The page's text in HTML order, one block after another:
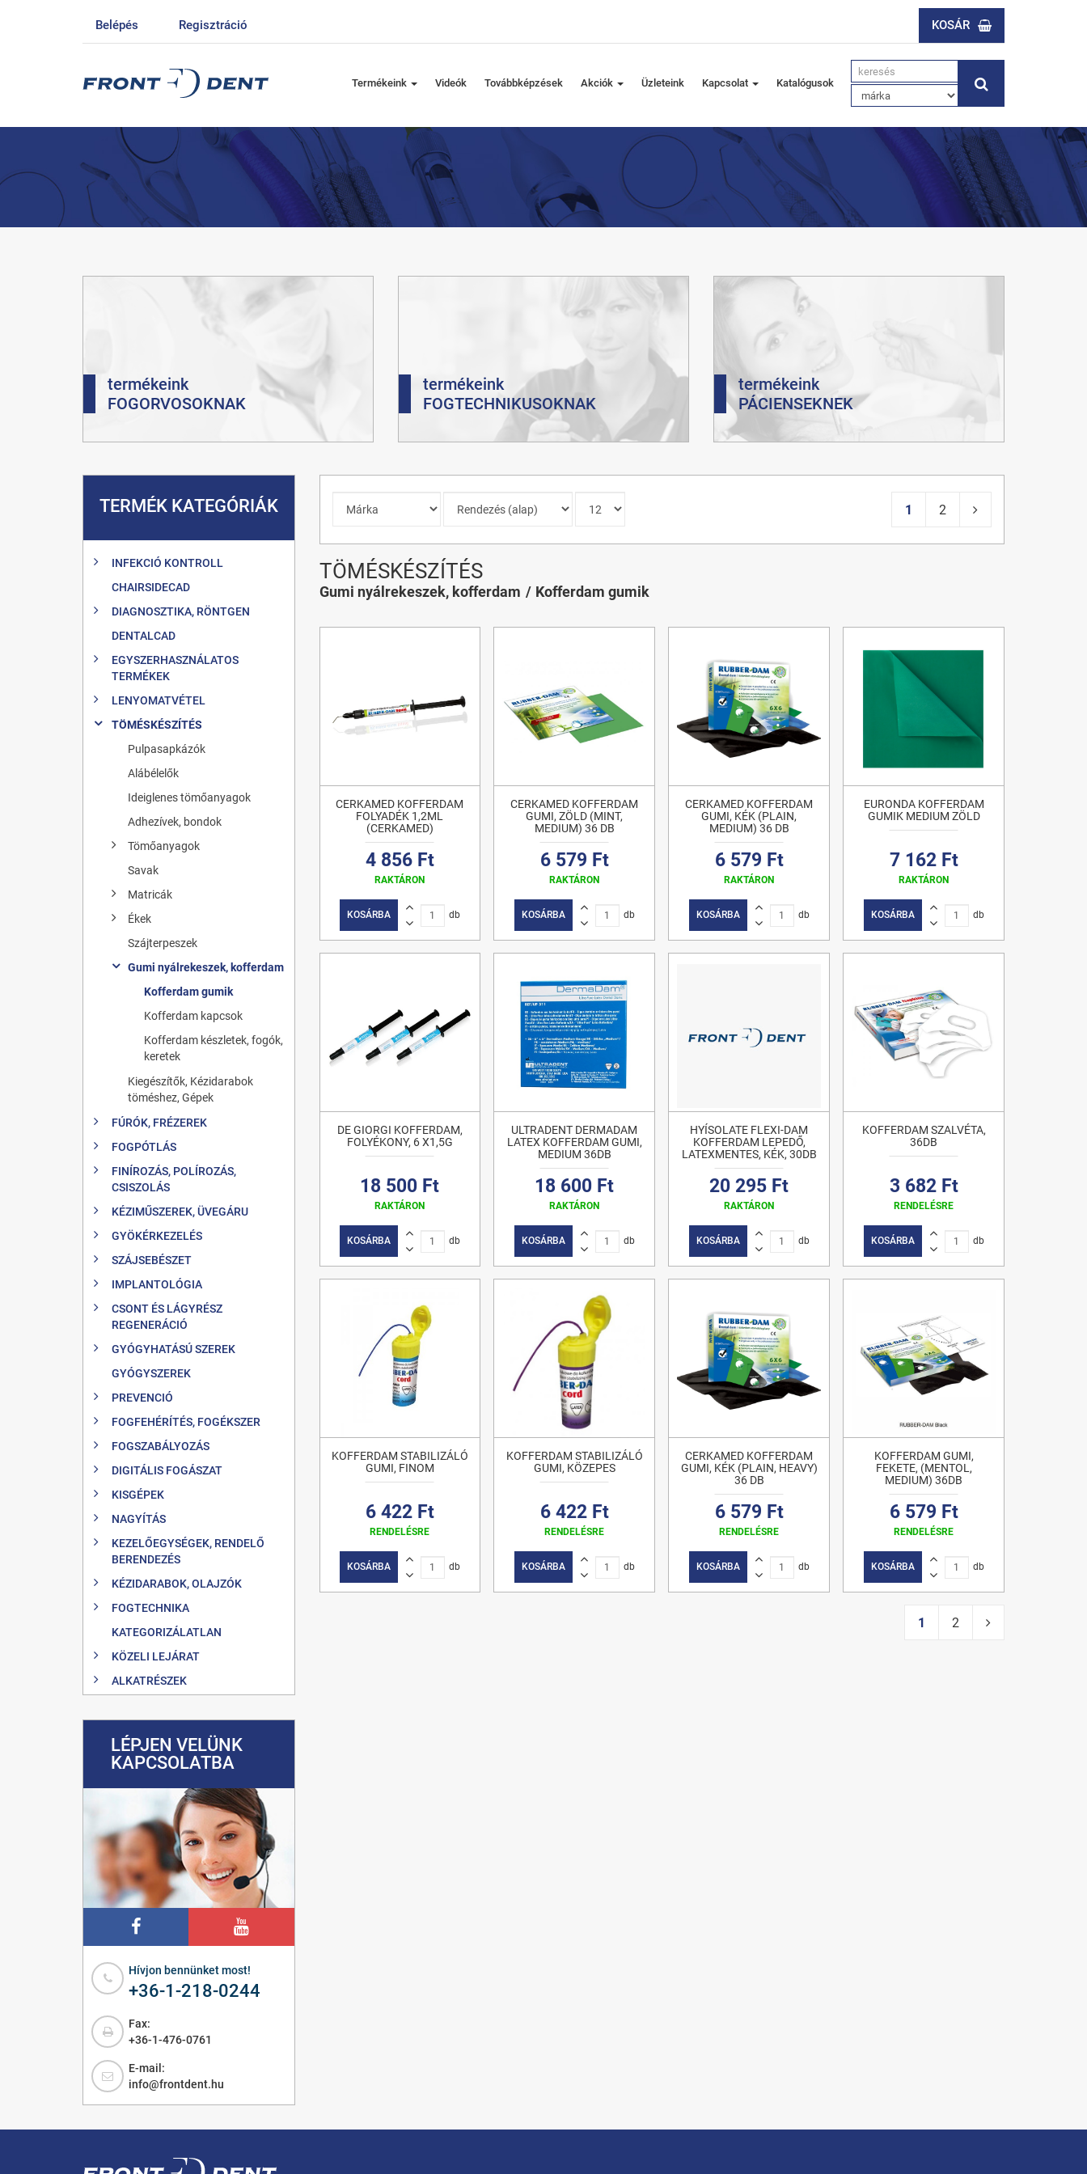
Belépés Regisztráció KOSÁR
Termékeink Videók Továbbképzések Akciók Üzleteink Kapcsolat Katalógusok
termékeink
FOGORVOSOKNAK
termékeink
FOGTECHNIKUSOKNAK
termékeink
PÁCIENSEKNEK
TERMÉK KATEGÓRIÁK
INFEKCIÓ KONTROLL
CHAIRSIDECAD
DIAGNOSZTIKA, RÖNTGEN
DENTALCAD
EGYSZERHASZNÁLATOS
TERMÉKEK
LENYOMATVÉTEL
TÖMÉSKÉSZÍTÉS
Pulpasapkázók
Alábélelők
Ideiglenes tömőanyagok
Adhezívek, bondok
Tömőanyagok
Savak
Matricák
Ékek
Szájterpeszek
Gumi nyálrekeszek, kofferdam
Kofferdam gumik
Kofferdam kapcsok
Kofferdam készletek, fogók,
keretek
Kiegészítők, Kézidarabok
töméshez, Gépek
FÚRÓK, FRÉZEREK
FOGPÓTLÁS
FINÍROZÁS, POLÍROZÁS,
CSISZOLÁS
KÉZIMŰSZEREK, ÜVEGÁRU
GYÖKÉRKEZELÉS
SZÁJSEBÉSZET
IMPLANTOLÓGIA
CSONT ÉS LÁGYRÉSZ
REGENERÁCIÓ
GYÓGYHATÁSÚ SZEREK
GYÓGYSZEREK
PREVENCIÓ
FOGFEHÉRÍTÉS, FOGÉKSZER
FOGSZABÁLYOZÁS
DIGITÁLIS FOGÁSZAT
KISGÉPEK
NAGYÍTÁS
KEZELŐEGYSÉGEK, RENDELŐ
BERENDEZÉS
KÉZIDARABOK, OLAJZÓK
FOGTECHNIKA
KATEGORIZÁLATLAN
KÖZELI LEJÁRAT
ALKATRÉSZEK
LÉPJEN VELÜNK
KAPCSOLATBA
Hívjon bennünket most!
+36-1-218-0244
Fax:
+36-1-476-0761
E-mail:
info@frontdent.hu
1 2
TÖMÉSKÉSZÍTÉS
Gumi nyálrekeszek, kofferdam Kofferdam gumik
CERKAMED KOFFERDAM
FOLYADÉK 1,2ML
(CERKAMED)
4 856 Ft
RAKTÁRON
KOSÁRBA db
CERKAMED KOFFERDAM
GUMI, ZÖLD (MINT,
MEDIUM) 36 DB
6 579 Ft
RAKTÁRON
KOSÁRBA db
CERKAMED KOFFERDAM
GUMI, KÉK (PLAIN,
MEDIUM) 36 DB
6 579 Ft
RAKTÁRON
KOSÁRBA db
EURONDA KOFFERDAM
GUMIK MEDIUM ZÖLD
7 162 Ft
RAKTÁRON
KOSÁRBA db
DE GIORGI KOFFERDAM,
FOLYÉKONY, 6 X1,5G
18 500 Ft
RAKTÁRON
KOSÁRBA db
ULTRADENT DERMADAM
LATEX KOFFERDAM GUMI,
MEDIUM 36DB
18 600 Ft
RAKTÁRON
KOSÁRBA db
HYÍSOLATE FLEXI-DAM
KOFFERDAM LEPEDŐ,
LATEXMENTES, KÉK, 30DB
20 295 Ft
RAKTÁRON
KOSÁRBA db
KOFFERDAM SZALVÉTA,
36DB
3 682 Ft
RENDELÉSRE
KOSÁRBA db
KOFFERDAM STABILIZÁLÓ
GUMI, FINOM
6 422 Ft
RENDELÉSRE
KOSÁRBA db
KOFFERDAM STABILIZÁLÓ
GUMI, KÖZEPES
6 422 Ft
RENDELÉSRE
KOSÁRBA db
CERKAMED KOFFERDAM
GUMI, KÉK (PLAIN, HEAVY)
36 DB
6 579 Ft
RENDELÉSRE
KOSÁRBA db
KOFFERDAM GUMI,
FEKETE, (MENTOL,
MEDIUM) 36DB
6 579 Ft
RENDELÉSRE
KOSÁRBA db
1 2